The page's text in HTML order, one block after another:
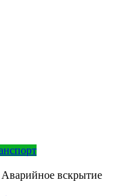
Аварийное вскрытие